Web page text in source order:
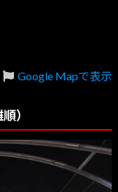
Google Mapで表示
）